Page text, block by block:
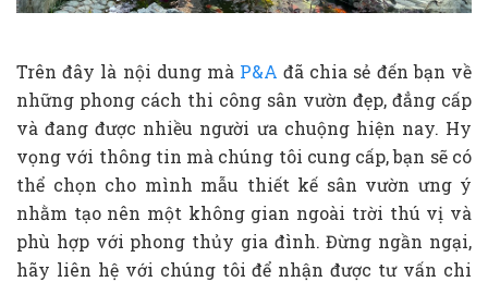
Trên đây là nội dung mà P&A đã chia sẻ đến bạn về
những phong cách thi công sân vườn đẹp, đẳng cấp
và đang được nhiều người ưa chuộng hiện nay. Hy
vọng với thông tin mà chúng tôi cung cấp, bạn sẽ có
thể chọn cho mình mẫu thiết kế sân vườn ưng ý
nhằm tạo nên một không gian ngoài trời thú vị và
phù hợp với phong thủy gia đình. Đừng ngần ngại,
hãy liên hệ với chúng tôi để nhận được tư vấn chi